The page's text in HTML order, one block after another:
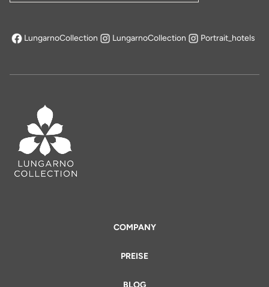
COMPANY
PREISE
BLOG
LungarnoCollection
öffnet sich in einem neuen Tab
LungarnoCollection Portrait_hotels